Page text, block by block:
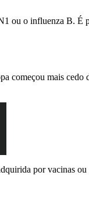
ou o influenza B. É
começou mais
por vacinas